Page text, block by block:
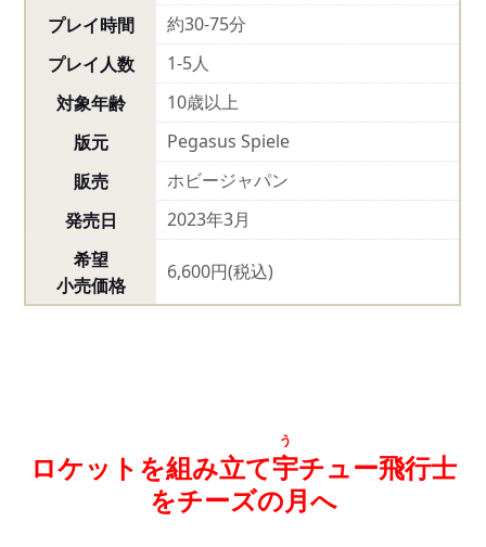
プレイ時間
約30-75分
プレイ人数
1-5人
対象年齢
10歳以上
版元
Pegasus Spiele
販売
ホビージャパン
発売日
2023年3月
希望
小売価格
6,600円(税込)
ロケットを組み立て宇
う
チュー飛行士
をチーズの月へ